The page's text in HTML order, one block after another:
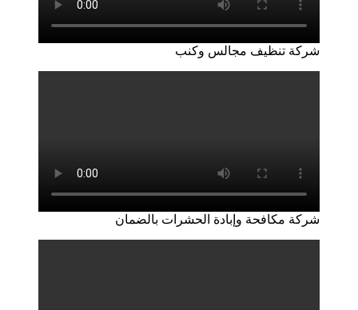
شركة تنظيف مجالس وكنب
شركة مكافحة وإبادة الحشرات بالضمان